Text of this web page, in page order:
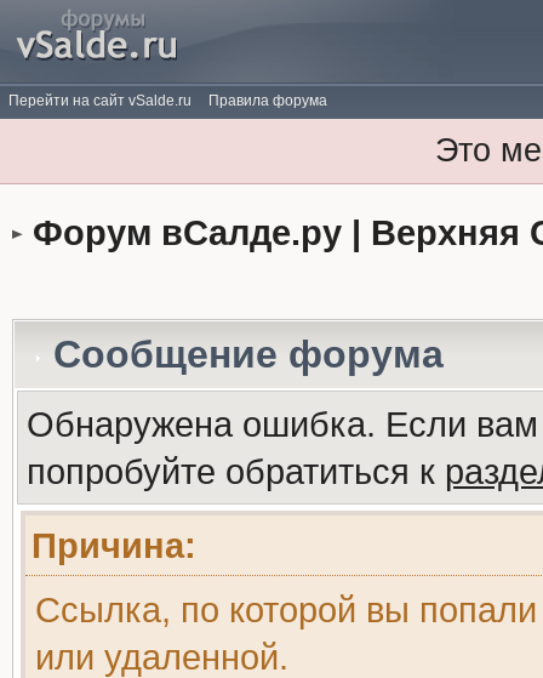
Перейти на сайт vSalde.ru Правила форума
Это
Форум вСалде.ру | Верхняя
Сообщение форума
Обнаружена ошибка. Если
попробуйте обратиться к
Причина:
Ссылка, по которой вы
или удаленной.